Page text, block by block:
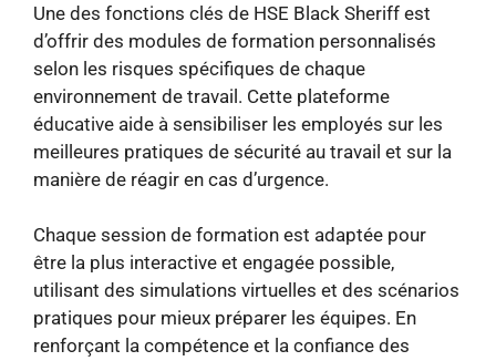
Une des fonctions clés de HSE Black Sheriff est
d’offrir des modules de formation personnalisés
selon les risques spécifiques de chaque
environnement de travail. Cette plateforme
éducative aide à sensibiliser les employés sur les
meilleures pratiques de sécurité au travail et sur la
manière de réagir en cas d’urgence.
Chaque session de formation est adaptée pour
être la plus interactive et engagée possible,
utilisant des simulations virtuelles et des scénarios
pratiques pour mieux préparer les équipes. En
renforçant la compétence et la confiance des